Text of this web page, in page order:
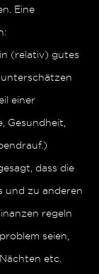
Eine
(relativ) gutes
einer
Gesundheit,
dass die
und zu anderen
regeln
seien,
etc.